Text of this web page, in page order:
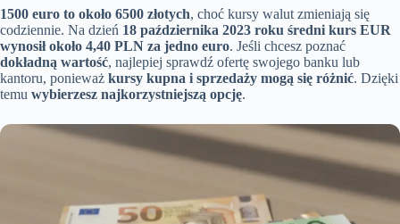
1500 euro to około 6500 złotych, choć kursy walut zmieniają się
codziennie. Na dzień 18 października 2023 roku średni kurs EUR
wynosił około 4,40 PLN za jedno euro. Jeśli chcesz poznać
dokładną wartość, najlepiej sprawdź ofertę swojego banku lub
kantoru, ponieważ kursy kupna i sprzedaży mogą się różnić. Dzięki
temu wybierzesz najkorzystniejszą opcję.